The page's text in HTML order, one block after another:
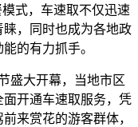
式，车速取不仅迅速
，同时也成为各地政
的有力抓手。
盛大开幕，当地市区
开通车速取服务，凭
来赏花的游客群体，